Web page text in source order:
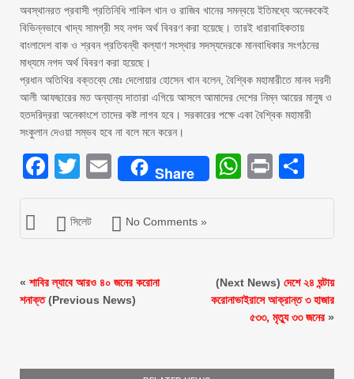
অবস্থানরত প্রবাসী প্রতিনিধি শাকিল খান ও রাজিব খানের সমন্বয়ে ইতিমধ্যে অনেককেই
বিভিন্নভাবে খাদ্য সামগ্রী সহ নগদ অর্থ বিবরণ করা হয়েছে। তারই ধারাবাহিকতায়
বাংলাদেশ বাক ও শ্রবন প্রতিবন্ধী কল্যাণ সংস্থার সদস্যদেরকে মানবাধিকার সংগঠনের
মাধ্যমে নগদ অর্থ বিবরণ করা হয়েছে।
প্রধান অতিথির বক্তব্যে মোঃ দেলোয়ার হোসেন খান বলেন, বৈশ্বিক মহামারীতে মানব দরদী
আলী আফছারের মত অন্যান্য দাতারা এগিয়ে আসলে আমাদের দেশের নিম্ন আয়ের মানুষ ও
হতদরিদ্ররা অনেকাংশে তাদের কষ্ট লাগব হবে। সরকারের পক্ষে একা বৈশ্বিক মহামারী
সংকুলান দেওয়া সম্ভব হবে না বলে মনে করেন।
Facebook
Twitter
EmailShare Print
সিলেট No Comments »
« শাবির ল্যাবে আরও ৪০ জনের করোনা
শনাক্ত(Previous News)
(Next News) দেশে ২৪ ঘন্টায়
করোনাভাইরাসে আক্রান্ত ৩ হাজার
৫৩৩, মৃত্যু ৩৩ জনের»